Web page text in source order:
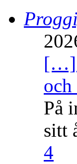
[…]
På
sitt
4